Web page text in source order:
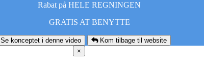
Rabat på HELE REGNINGEN
GRATIS AT BENYTTE
Se konceptet i denne video
Kom tilbage til website
×